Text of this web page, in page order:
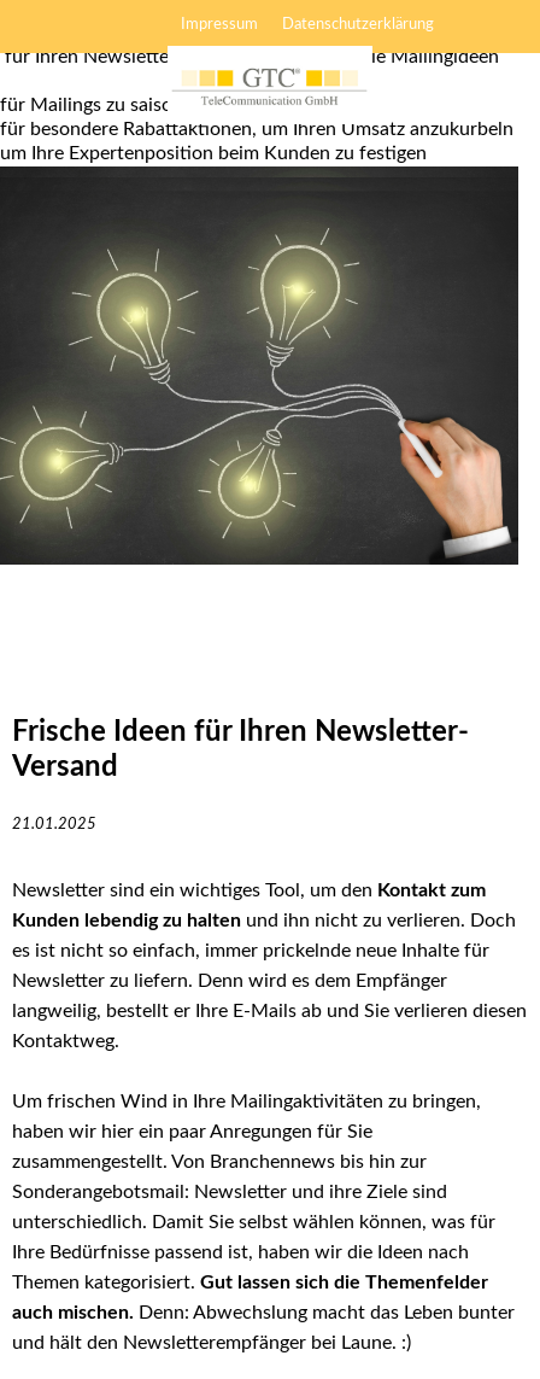
Impressum Datenschutzerklärung
Inspiration
für Ihren Newsletter-Versand. Hier finden Sie Mailingideen
für Mailings zu saisonalen Anlässen
für besondere Rabattaktionen, um Ihren Umsatz anzukurbeln
um Ihre Expertenposition beim Kunden zu festigen
Frische Ideen für Ihren Newsletter-
Versand
21.01.2025
Newsletter sind ein wichtiges Tool, um den Kontakt zum
Kunden lebendig zu halten und ihn nicht zu verlieren. Doch
es ist nicht so einfach, immer prickelnde neue Inhalte für
Newsletter zu liefern. Denn wird es dem Empfänger
langweilig, bestellt er Ihre E-Mails ab und Sie verlieren diesen
Kontaktweg.
Um frischen Wind in Ihre Mailingaktivitäten zu bringen,
haben wir hier ein paar Anregungen für Sie
zusammengestellt. Von Branchennews bis hin zur
Sonderangebotsmail: Newsletter und ihre Ziele sind
unterschiedlich. Damit Sie selbst wählen können, was für
Ihre Bedürfnisse passend ist, haben wir die Ideen nach
Themen kategorisiert. Gut lassen sich die Themenfelder
auch mischen. Denn: Abwechslung macht das Leben bunter
und hält den Newsletterempfänger bei Laune. :)